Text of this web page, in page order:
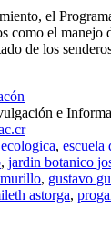
el
como el manejo
de los
e
, escuela
, jardin botanico
, gustavo
astorga,